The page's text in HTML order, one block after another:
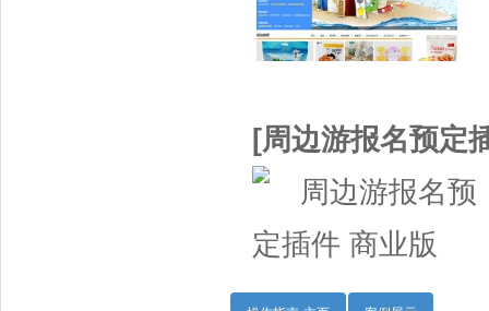
[周边游报名预定